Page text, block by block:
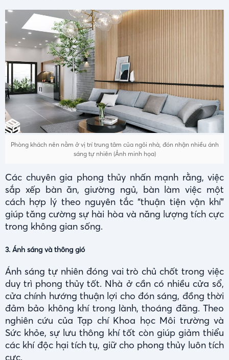
Phòng khách nên nằm ở vị trí trung tâm của ngôi nhà, đón nhận nhiều ánh
sáng tự nhiên (Ảnh minh họa)
Các chuyên gia phong thủy nhấn mạnh rằng, việc
sắp xếp bàn ăn, giường ngủ, bàn làm việc một
cách hợp lý theo nguyên tắc “thuận tiện vận khí”
giúp tăng cường sự hài hòa và năng lượng tích cực
trong không gian sống.
3. Ánh sáng và thông gió
Ánh sáng tự nhiên đóng vai trò chủ chốt trong việc
duy trì phong thủy tốt. Nhà ở cần có nhiều cửa sổ,
cửa chính hướng thuận lợi cho đón sáng, đồng thời
đảm bảo không khí trong lành, thoáng đãng. Theo
nghiên cứu của Tạp chí Khoa học Môi trường và
Sức khỏe, sự lưu thông khí tốt còn giúp giảm thiểu
các khí độc hại tích tụ, giữ cho phong thủy luôn tích
cực.